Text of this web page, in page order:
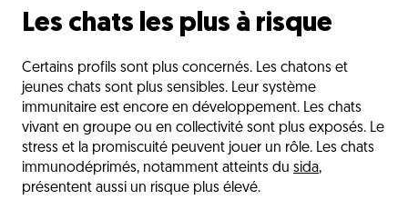
Les chats les plus à risque
Certains profils sont plus concernés. Les chatons et
jeunes chats sont plus sensibles. Leur système
immunitaire est encore en développement. Les chats
vivant en groupe ou en collectivité sont plus exposés. Le
stress et la promiscuité peuvent jouer un rôle. Les chats
immunodéprimés, notamment atteints du sida,
présentent aussi un risque plus élevé.